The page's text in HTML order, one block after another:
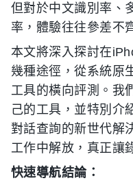
但對於中文識別率、
率，體驗往往參差不
本文將深入探討在
幾種途徑，從系統原
工具的橫向評測。我
己的工具，並特別介
對話查詢的新世代解
工作中解放，真正讓
快速導航結論：